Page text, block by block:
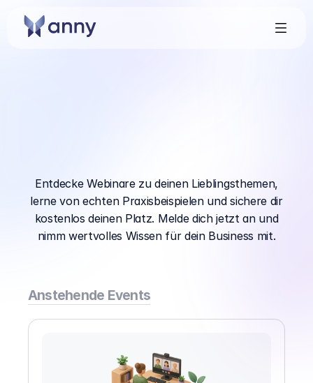
Entdecke Webinare zu deinen Lieblingsthemen,
lerne von echten Praxisbeispielen und sichere dir
kostenlos deinen Platz. Melde dich jetzt an und
nimm wertvolles Wissen für dein Business mit.
Anstehende Events